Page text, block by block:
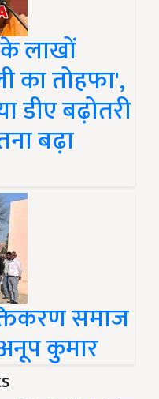
लाखों
का तोहफा',
डीए बढ़ोतरी
बढ़ा
समाज
कुमार